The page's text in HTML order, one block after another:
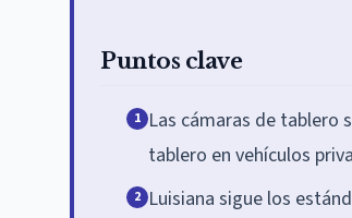
Puntos clave
1 Las cámaras de tablero
tablero en vehículos
2 Luisiana sigue los